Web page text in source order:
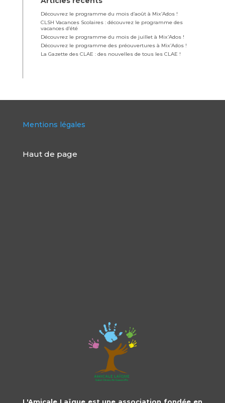
Découvrez le programme du mois d’août à Mix’Ados !
CLSH Vacances Scolaires : découvrez le programme des
vacances d’été
Découvrez le programme du mois de juillet à Mix’Ados !
Découvrez le programme des préouvertures à Mix’Ados !
La Gazette des CLAE : des nouvelles de tous les CLAE !
Mentions légales
Haut de page